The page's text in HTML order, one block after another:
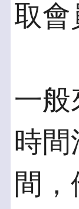
取會
一般
時間
間